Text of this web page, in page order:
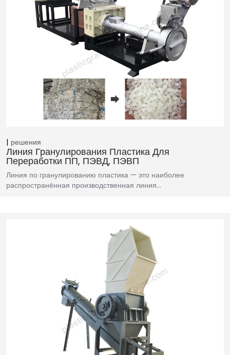
решения
Линия Гранулирования Пластика Для
Переработки ПП, ПЭВД, ПЭВП
Линия по гранулированию пластика — это наиболее
распространённая производственная линия…